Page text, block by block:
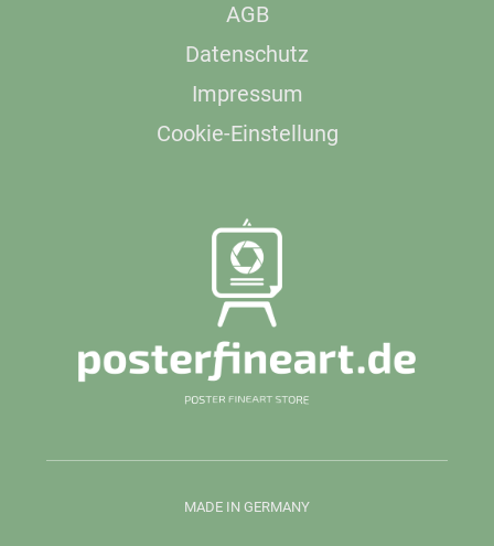
AGB
Datenschutz
Impressum
Cookie-Einstellung
MADE IN GERMANY